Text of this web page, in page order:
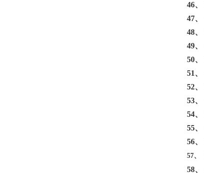
46、
47、
48、
49、
50、
51、
52、
53、
54、
55、
56、
57、
58、